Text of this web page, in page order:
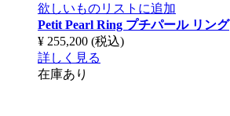
欲しいものリストに追加
Petit Pearl Ring プチパール リング
¥ 255,200 (税込)
詳しく見る
在庫あり